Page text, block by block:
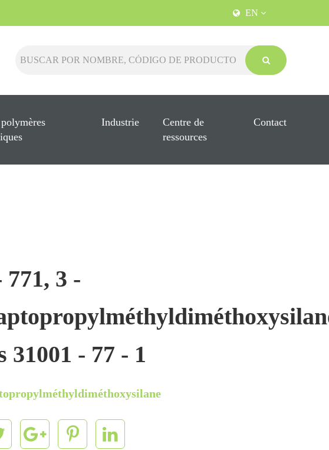
EN
Industrie
Centre de
ressources
Contact
771, 3 -
31001 - 77 - 1